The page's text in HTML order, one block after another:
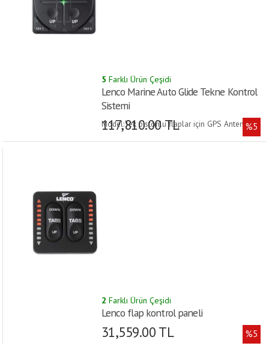
5 Farklı Ürün Çeşidi
Lenco Marine Auto Glide Tekne Kontrol
Sistemi
Model:Tek pistonlu flaplar için GPS Anten &
Network dahil |
117,810.00 TL %5
2 Farklı Ürün Çeşidi
Lenco flap kontrol paneli
31,559.00 TL %5